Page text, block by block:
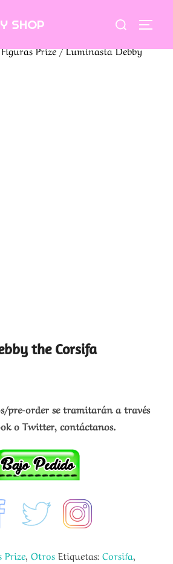
SHOP Buscar:
Figuras Prize/ Luminasta Debby
the Corsifa
pre-order se tramitarán a través
o Twitter, contáctanos.
Prize, Otros Etiquetas: Corsifa,